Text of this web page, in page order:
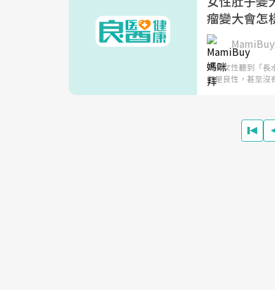
瘤變大會怎
大多女性聽到「長
都是良性，甚至沒